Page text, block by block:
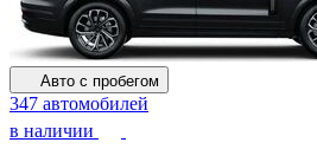
Авто с пробегом
347 автомобилей
в наличии